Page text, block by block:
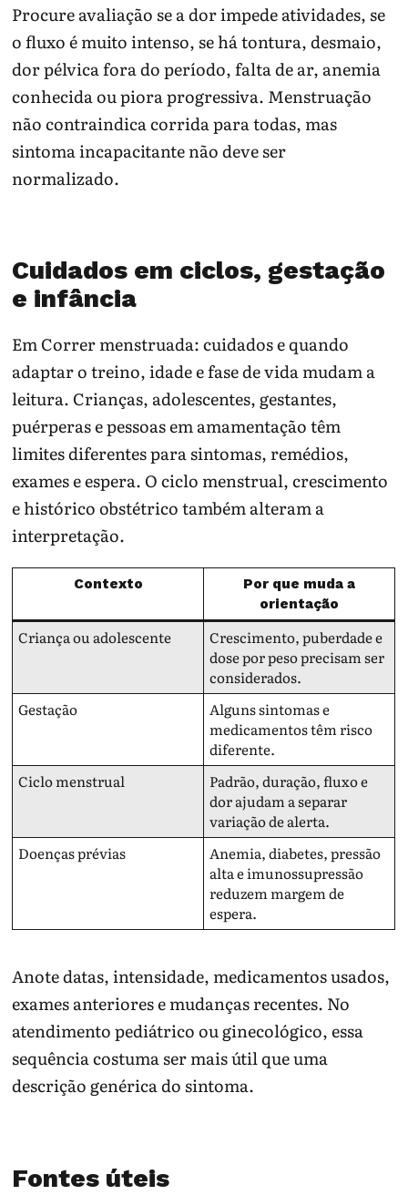
Procure avaliação se a dor impede atividades, se
o fluxo é muito intenso, se há tontura, desmaio,
dor pélvica fora do período, falta de ar, anemia
conhecida ou piora progressiva. Menstruação
não contraindica corrida para todas, mas
sintoma incapacitante não deve ser
normalizado.
Cuidados em ciclos, gestação
e infância
Em Correr menstruada: cuidados e quando
adaptar o treino, idade e fase de vida mudam a
leitura. Crianças, adolescentes, gestantes,
puérperas e pessoas em amamentação têm
limites diferentes para sintomas, remédios,
exames e espera. O ciclo menstrual, crescimento
e histórico obstétrico também alteram a
interpretação.
Contexto
Por que muda a
orientação
Criança ou adolescente
Crescimento, puberdade e
dose por peso precisam ser
considerados.
Gestação
Alguns sintomas e
medicamentos têm risco
diferente.
Ciclo menstrual
Padrão, duração, fluxo e
dor ajudam a separar
variação de alerta.
Doenças prévias
Anemia, diabetes, pressão
alta e imunossupressão
reduzem margem de
espera.
Anote datas, intensidade, medicamentos usados,
exames anteriores e mudanças recentes. No
atendimento pediátrico ou ginecológico, essa
sequência costuma ser mais útil que uma
descrição genérica do sintoma.
Fontes úteis